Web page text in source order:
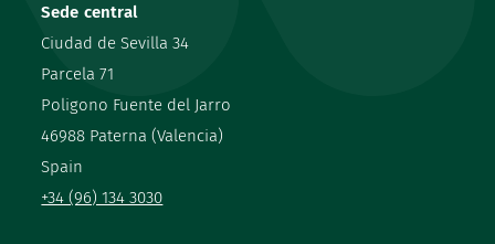
Sede central
Ciudad de Sevilla 34
Parcela 71
Poligono Fuente del Jarro
46988 Paterna (Valencia)
Spain
+34 (96) 134 3030